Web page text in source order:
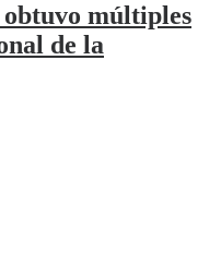
múltiples
de la